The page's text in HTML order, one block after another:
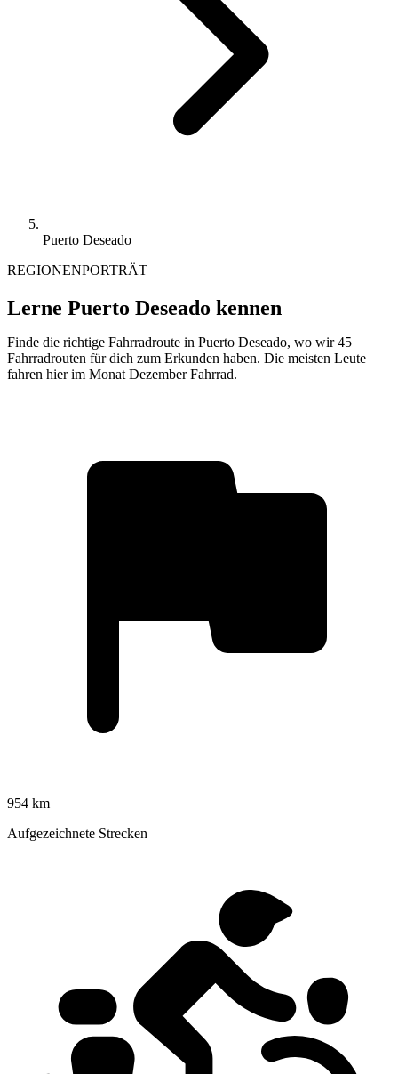
Puerto Deseado
REGIONENPORTRÄT
Lerne Puerto Deseado kennen
Finde die richtige Fahrradroute in Puerto Deseado, wo wir 45
Fahrradrouten für dich zum Erkunden haben. Die meisten Leute
fahren hier im Monat Dezember Fahrrad.
954 km
Aufgezeichnete Strecken